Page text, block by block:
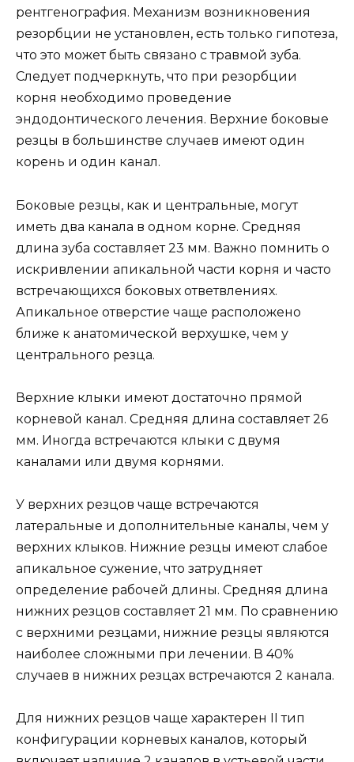
рентгенография. Механизм возникновения
резорбции не установлен, есть только гипотеза,
что это может быть связано с травмой зуба.
Следует подчеркнуть, что при резорбции
корня необходимо проведение
эндодонтического лечения. Верхние боковые
резцы в большинстве случаев имеют один
корень и один канал.
Боковые резцы, как и центральные, могут
иметь два канала в одном корне. Средняя
длина зуба составляет 23 мм. Важно помнить о
искривлении апикальной части корня и часто
встречающихся боковых ответвлениях.
Апикальное отверстие чаще расположено
ближе к анатомической верхушке, чем у
центрального резца.
Верхние клыки имеют достаточно прямой
корневой канал. Средняя длина составляет 26
мм. Иногда встречаются клыки с двумя
каналами или двумя корнями.
У верхних резцов чаще встречаются
латеральные и дополнительные каналы, чем у
верхних клыков. Нижние резцы имеют слабое
апикальное сужение, что затрудняет
определение рабочей длины. Средняя длина
нижних резцов составляет 21 мм. По сравнению
с верхними резцами, нижние резцы являются
наиболее сложными при лечении. В 40%
случаев в нижних резцах встречаются 2 канала.
Для нижних резцов чаще характерен II тип
конфигурации корневых каналов, который